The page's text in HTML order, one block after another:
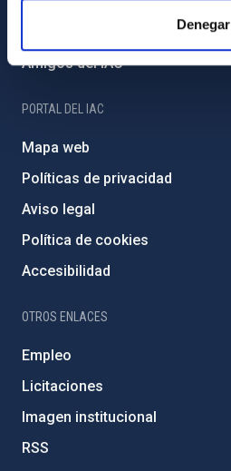
Denegar
Programa Severo Ochoa
Amigos del IAC
PORTAL DEL IAC
Mapa web
Políticas de privacidad
Aviso legal
Política de cookies
Accesibilidad
OTROS ENLACES
Empleo
Licitaciones
Imagen institucional
RSS